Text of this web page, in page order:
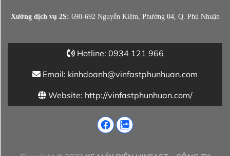
Xưởng dịch vụ 2S: 690-692 Nguyễn Kiệm, Phường 04, Q. Phú Nhuận
Hotline: 0934 121 966
Email: kinhdoanh@vinfastphunhuan.com
Website: http://vinfastphunhuan.com/